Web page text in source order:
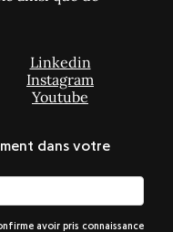
Linkedin
Instagram
Youtube
dans votre
avoir pris connaissance